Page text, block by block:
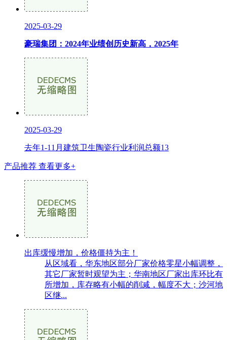
2025-03-29
豪瑞集团：2024年业绩创历史新高，2025年
2025-03-29
去年1-11月建筑卫生陶瓷行业利润总额13
产品推荐 查看更多+
出库缓慢增加，价格僵持为主！
从区域看，华东地区部分厂家价格零星小幅调整，
其它厂家暂时观望为主；华南地区厂家出库环比有
所增加，库存略有小幅的削减，幅度不大；沙河地
区继...